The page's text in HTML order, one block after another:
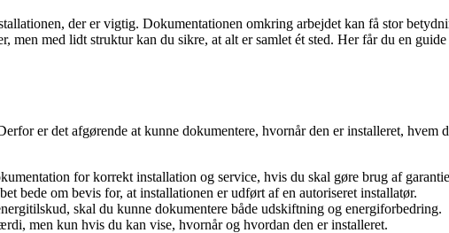
der er vigtig. Dokumentationen omkring arbejdet kan få stor
men med lidt struktur kan du sikre, at alt er samlet ét sted. Her får du en
er det afgørende at kunne dokumentere, hvornår den er installeret,
for korrekt installation og service, hvis du skal gøre brug af
bede om bevis for, at installationen er udført af en autoriseret installatør.
skal du kunne dokumentere både udskiftning og energiforbedring.
men kun hvis du kan vise, hvornår og hvordan den er installeret.